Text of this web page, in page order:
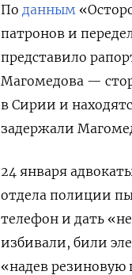
По данным
патронов и
представило
Магомедова —
в Сирии и
задержали
24 января
отдела полиции
телефон и дать
избивали, били
«надев резиновую